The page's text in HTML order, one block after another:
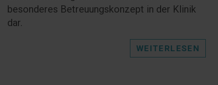
besonderes Betreuungskonzept in der Klinik
dar.
WEITERLESEN